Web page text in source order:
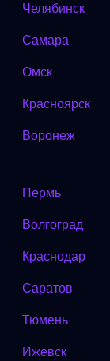
Челябинск
Самара
Омск
Красноярск
Воронеж
Пермь
Волгоград
Краснодар
Саратов
Тюмень
Ижевск